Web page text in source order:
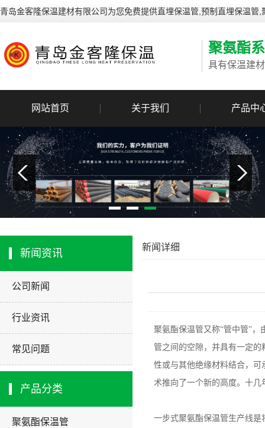
青岛金客隆保温建材有限公司为您免费提供直埋保温管 ,预制直埋保温管
聚氨酯
具有保温建
网站首页 关于我们 产品中
新闻资讯
公司新闻
行业资讯
常见问题
产品分类
聚氨酯保温管
新闻详细
聚氨酯保温管又称“管中管”，
管之间的空隙，并具有一定
性或与其他绝缘材料结合，可
术推向了一个新的高度。十
一步式聚氨酯保温管生产线是